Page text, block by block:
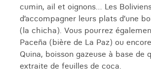
cumin, ail et oignons… Les
d’accompagner leurs plats d’une
(la chicha). Vous pourrez
Paceña (bière de La Paz) ou
Quina, boisson gazeuse à base de
extraite de feuilles de coca.